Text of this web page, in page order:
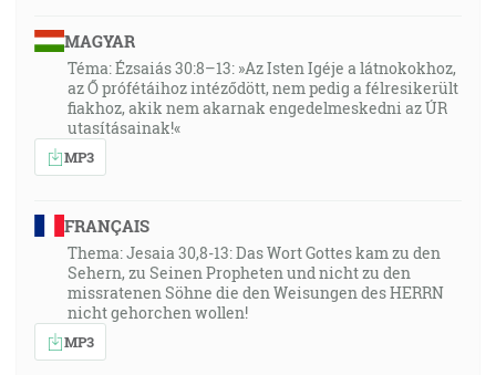
MAGYAR
Téma: Ézsaiás 30:8–13: »Az Isten Igéje a látnokokhoz,
az Ő prófétáihoz intéződött, nem pedig a félresikerült
fiakhoz, akik nem akarnak engedelmeskedni az ÚR
utasításainak!«
MP3
FRANÇAIS
Thema: Jesaia 30,8-13: Das Wort Gottes kam zu den
Sehern, zu Seinen Propheten und nicht zu den
missratenen Söhne die den Weisungen des HERRN
nicht gehorchen wollen!
MP3